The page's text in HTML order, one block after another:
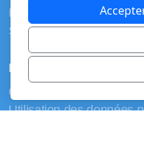
Ressources
Soutien
Mentions légales
Conditions générales
Utilisation des données